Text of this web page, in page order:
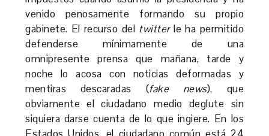
venido penosamente formando su propio
gabinete. El recurso del twitterle ha permitido
defenderse mínimamente de una
omnipresente prensa que mañana, tarde y
noche lo acosa con noticias deformadas y
mentiras descaradas (fake news), que
obviamente el ciudadano medio deglute sin
siquiera darse cuenta de lo que ingiere. En los
Estados Unidos, el ciudadano común está 24